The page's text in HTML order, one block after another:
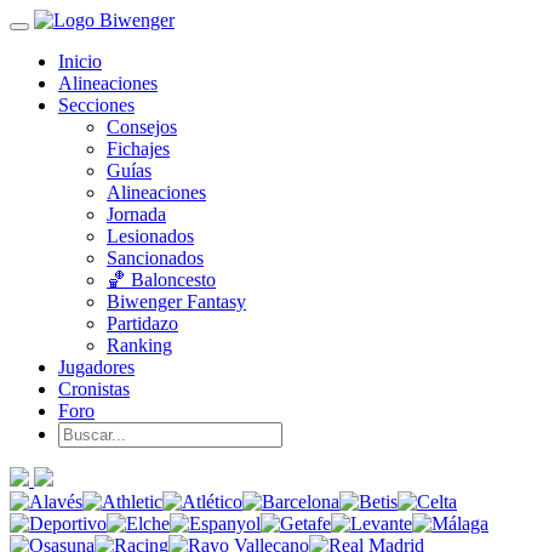
Inicio
Alineaciones
Secciones
Consejos
Fichajes
Guías
Alineaciones
Jornada
Lesionados
Sancionados
🏀 Baloncesto
Biwenger Fantasy
Partidazo
Ranking
Jugadores
Cronistas
Foro